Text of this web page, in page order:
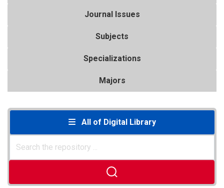
Journal Issues
Subjects
Specializations
Majors
All of Digital Library